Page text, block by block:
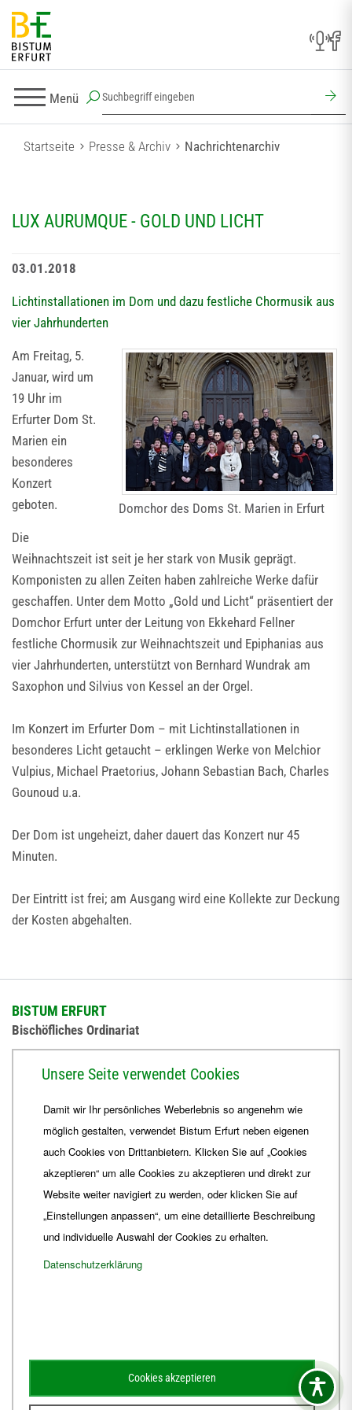
Menü
Startseite Presse & Archiv Nachrichtenarchiv
LUX AURUMQUE - GOLD UND LICHT
03.01.2018
Lichtinstallationen im Dom und dazu festliche Chormusik aus
vier Jahrhunderten
Domchor des Doms St. Marien in Erfurt
Am Freitag, 5.
Januar, wird um
19 Uhr im
Erfurter Dom St.
Marien ein
besonderes
Konzert
geboten.
Die
Weihnachtszeit ist seit je her stark von Musik geprägt.
Komponisten zu allen Zeiten haben zahlreiche Werke dafür
geschaffen. Unter dem Motto „Gold und Licht“ präsentiert der
Domchor Erfurt unter der Leitung von Ekkehard Fellner
festliche Chormusik zur Weihnachtszeit und Epiphanias aus
vier Jahrhunderten, unterstützt von Bernhard Wundrak am
Saxophon und Silvius von Kessel an der Orgel.
Im Konzert im Erfurter Dom – mit Lichtinstallationen in
besonderes Licht getaucht – erklingen Werke von Melchior
Vulpius, Michael Praetorius, Johann Sebastian Bach, Charles
Gounoud u.a.
Der Dom ist ungeheizt, daher dauert das Konzert nur 45
Minuten.
Der Eintritt ist frei; am Ausgang wird eine Kollekte zur Deckung
der Kosten abgehalten.
BISTUM ERFURT
Bischöfliches Ordinariat
+49 361 6572-444
ordinariat Bistum-Erfurt.de
Schematismus Amtsblatt
Unsere Seite verwendet Cookies
Damit wir Ihr persönliches Weberlebnis so angenehm wie
möglich gestalten, verwendet Bistum Erfurt neben eigenen
auch Cookies von Drittanbietern. Klicken Sie auf „Cookies
akzeptieren“ um alle Cookies zu akzeptieren und direkt zur
Website weiter navigiert zu werden, oder klicken Sie auf
„Einstellungen anpassen“, um eine detaillierte Beschreibung
und individuelle Auswahl der Cookies zu erhalten.
Datenschutzerklärung
Cookies akzeptieren